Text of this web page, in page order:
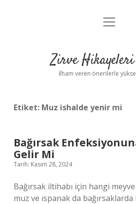
Anasayfa
Yasal Uyarı
menüyü
Zirve
İlham veren önerilerle
Etiket: Muz ishalde yenir mi
Bağırsak
Gelir Mi
Tarih: Kasım 28, 2024
Bağırsak iltihabı için hangi
muz ve ıspanak da